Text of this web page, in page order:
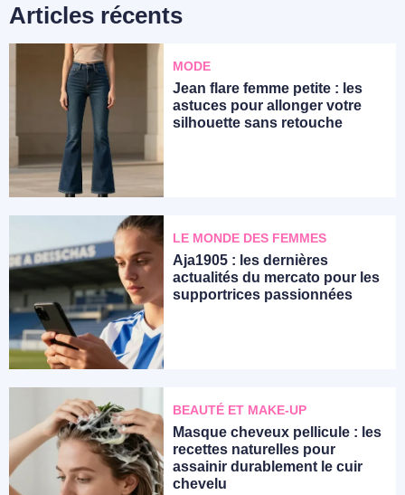
Articles récents
MODE
Jean flare femme petite : les
astuces pour allonger votre
silhouette sans retouche
LE MONDE DES FEMMES
Aja1905 : les dernières
actualités du mercato pour les
supportrices passionnées
BEAUTÉ ET MAKE-UP
Masque cheveux pellicule : les
recettes naturelles pour
assainir durablement le cuir
chevelu